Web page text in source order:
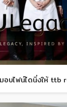
อบไฟน์ไดนิ่งให้ ttb